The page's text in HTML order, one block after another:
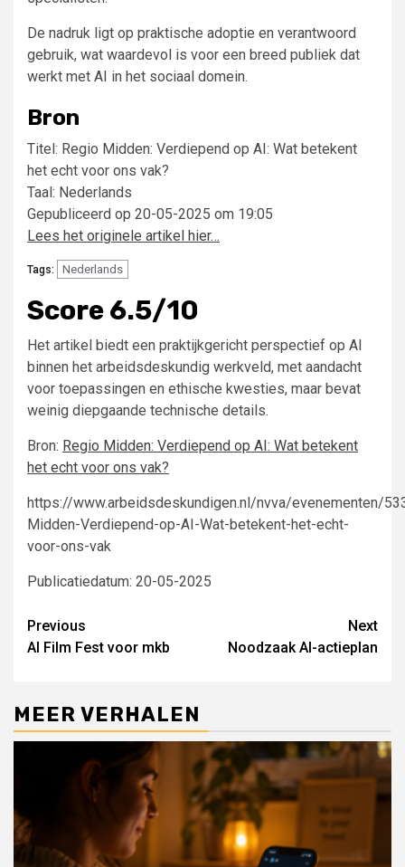
De nadruk ligt op praktische adoptie en verantwoord
gebruik, wat waardevol is voor een breed publiek dat
werkt met AI in het sociaal domein.
Bron
Titel: Regio Midden: Verdiepend op AI: Wat betekent
het echt voor ons vak?
Taal: Nederlands
Gepubliceerd op 20-05-2025 om 19:05
Lees het originele artikel hier…
Tags: Nederlands
Score 6.5/10
Het artikel biedt een praktijkgericht perspectief op AI
binnen het arbeidsdeskundig werkveld, met aandacht
voor toepassingen en ethische kwesties, maar bevat
weinig diepgaande technische details.
Bron: Regio Midden: Verdiepend op AI: Wat betekent
het echt voor ons vak?
https://www.arbeidsdeskundigen.nl/nvva/evenementen/
Midden-Verdiepend-op-AI-Wat-betekent-het-echt-
voor-ons-vak
Publicatiedatum: 20-05-2025
Continue
Reading
Previous
AI Film Fest voor mkb
Next
Noodzaak AI-actieplan
MEER VERHALEN